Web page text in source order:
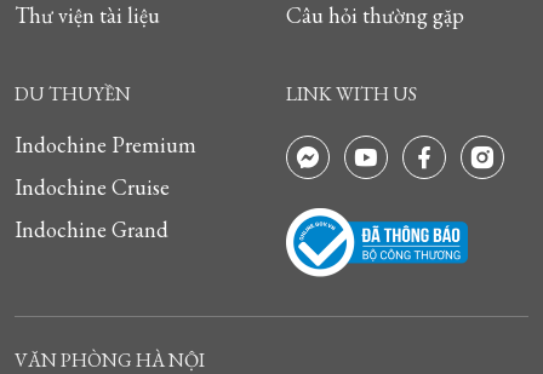
Thư viện tài liệu
Câu hỏi thường gặp
DU THUYỀN
Indochine Premium
Indochine Cruise
Indochine Grand
LINK WITH US
VĂN PHÒNG HÀ NỘI